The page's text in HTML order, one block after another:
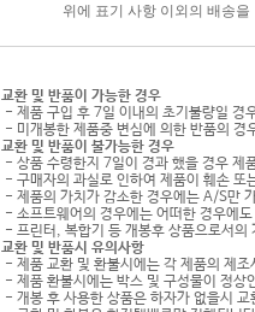
위에 표기 사항 이외의 배송을 원
교환 및 반품이 가능한 경우
- 제품 구입 후 7일 이내의 초기불량일 경
- 미개봉한 제품중 변심에 의한 반품의 경
교환 및 반품이 불가능한 경우
- 상품 수령한지 7일이 경과 했을 경우 제
- 구매자의 과실로 인하여 제품이 훼손 또
- 제품의 가치가 감소한 경우에는 A/S만
- 소프트웨어의 경우에는 어떠한 경우에
- 프린터, 복합기 등 개봉후 상품으로서의
교환 및 반품시 유의사항
- 제품 교환 및 환불시에는 각 제품의 제
- 제품 환불시에는 박스 및 구성물이 정상
- 개봉 후 사용한 상품은 하자가 없을시